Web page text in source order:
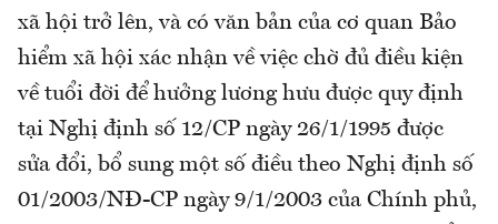
xã hội trở lên, và có văn bản của cơ quan Bảo
hiểm xã hội xác nhận về việc chờ đủ điều kiện
về tuổi đời để hưởng lương hưu được quy định
tại Nghị định số 12/CP ngày 26/1/1995 được
sửa đổi, bổ sung một số điều theo Nghị định số
01/2003/NĐ-CP ngày 9/1/2003 của Chính phủ,